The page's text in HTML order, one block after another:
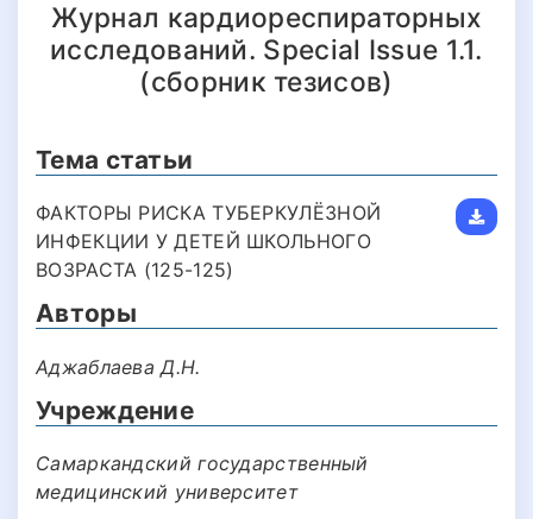
Журнал кардиореспираторных
исследований. Special Issue 1.1.
(сборник тезисов)
Тема статьи
ФАКТОРЫ РИСКА ТУБЕРКУЛЁЗНОЙ
ИНФЕКЦИИ У ДЕТЕЙ ШКОЛЬНОГО
ВОЗРАСТА (125-125)
Авторы
Аджаблаева Д.Н.
Учреждение
Самаркандский государственный
медицинский университет